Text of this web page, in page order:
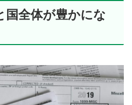
国全体が豊かにな